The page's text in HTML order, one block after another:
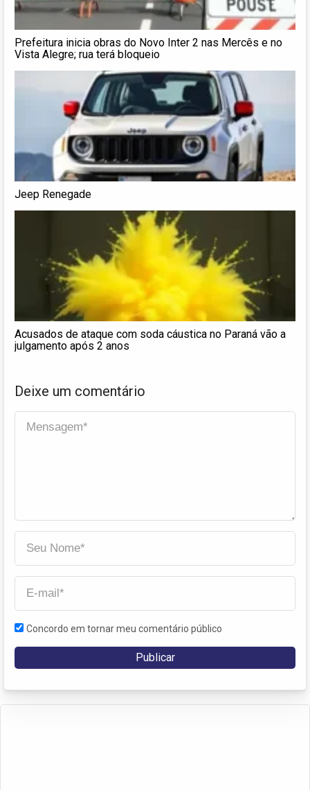
Prefeitura inicia obras do Novo Inter 2 nas Mercês e no
Vista Alegre; rua terá bloqueio
Jeep Renegade
Acusados de ataque com soda cáustica no Paraná vão a
julgamento após 2 anos
Deixe um comentário
Concordo em tornar meu comentário público